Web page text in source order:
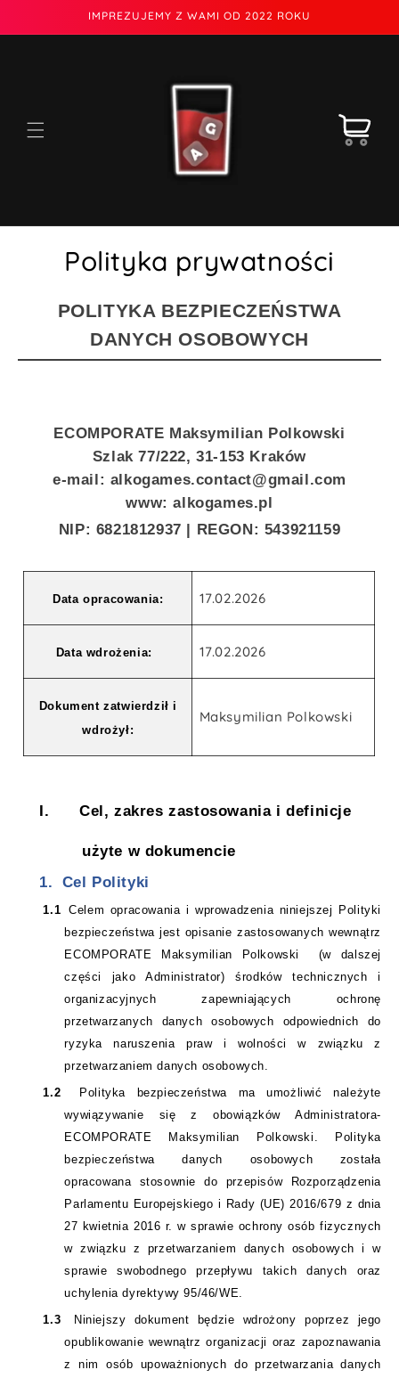
treści
IMPREZUJEMY Z WAMI OD 2022 ROKU
Koszyk
Polityka prywatności
POLITYKA BEZPIECZEŃSTWA
DANYCH OSOBOWYCH
ECOMPORATE Maksymilian Polkowski
Szlak 77/222, 31-153 Kraków
e-mail: alkogames.contact@gmail.com
www: alkogames.pl
NIP: 6821812937 | REGON: 543921159
Data opracowania: 17.02.2026
Data wdrożenia: 17.02.2026
Dokument zatwierdził i
wdrożył:
Maksymilian Polkowski
I. Cel, zakres zastosowania i definicje
użyte w dokumencie
1. Cel Polityki
1.1
Celem opracowania i wprowadzenia niniejszej Polityki
bezpieczeństwa jest opisanie zastosowanych wewnątrz
ECOMPORATE Maksymilian Polkowski
(w dalszej
części jako Administrator) środków technicznych i
organizacyjnych zapewniających ochronę
przetwarzanych danych osobowych odpowiednich do
ryzyka naruszenia praw i wolności w związku z
przetwarzaniem danych osobowych.
1.2
Polityka bezpieczeństwa ma umożliwić należyte
wywiązywanie się z obowiązków Administratora-
ECOMPORATE Maksymilian Polkowski. Polityka
bezpieczeństwa danych osobowych została
opracowana stosownie do przepisów Rozporządzenia
Parlamentu Europejskiego i Rady (UE) 2016/679 z dnia
27 kwietnia 2016 r. w sprawie ochrony osób fizycznych
w związku z przetwarzaniem danych osobowych i w
sprawie swobodnego przepływu takich danych oraz
uchylenia dyrektywy 95/46/WE.
1.3
Niniejszy dokument będzie wdrożony poprzez jego
opublikowanie wewnątrz organizacji oraz zapoznawania
z nim osób upoważnionych do przetwarzania danych